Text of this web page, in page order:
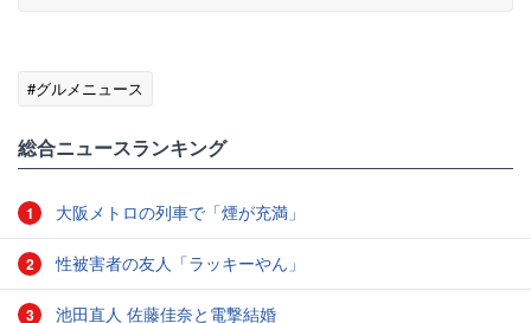
#グルメニュース
総合ニュースランキング
1 大阪メトロの列車で「煙が充満」
2 性被害者の友人「ラッキーやん」
3 池田直人 佐藤佳奈と電撃結婚